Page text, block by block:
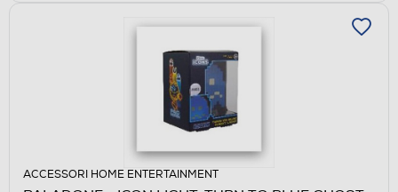
ACCESSORI HOME ENTERTAINMENT